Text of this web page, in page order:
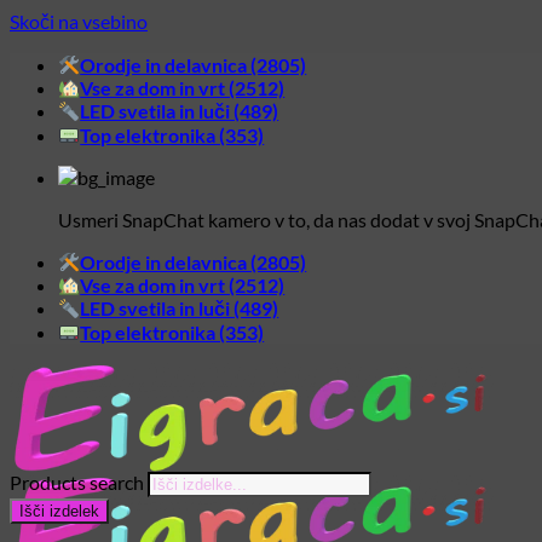
Skoči na vsebino
Orodje in delavnica (2805)
Vse za dom in vrt (2512)
LED svetila in luči (489)
Top elektronika (353)
Usmeri SnapChat kamero v to, da nas dodat v svoj
Orodje in delavnica (2805)
Vse za dom in vrt (2512)
LED svetila in luči (489)
Top elektronika (353)
Products search
Išči izdelek